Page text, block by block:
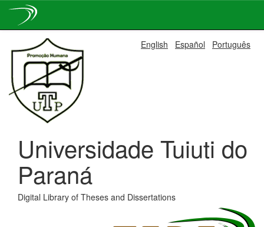
navigation
English Español Português
Universidade Tuiuti do
Paraná
Digital Library of Theses and Dissertations